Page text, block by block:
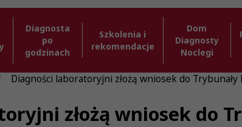
Diagnosta
po
godzinach
Szkolenia i
rekomendacje
Dom
Diagnosty
Noclegi
Diagności laboratoryjni złożą wniosek do
złożą wniosek do